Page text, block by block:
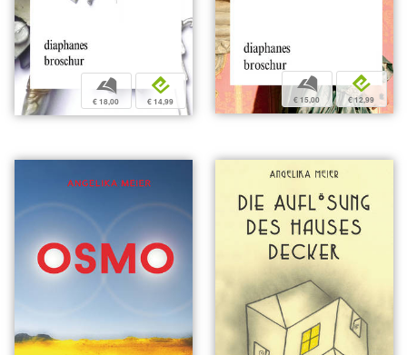
b
€ 18,00
e
€ 14,99
b
€ 15,00
e
€ 12,99